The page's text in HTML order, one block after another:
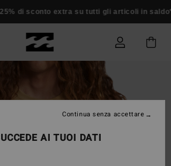
di sconto extra su tutti gli articoli in saldo*
AI TUOI DATI
Continua senza accettare